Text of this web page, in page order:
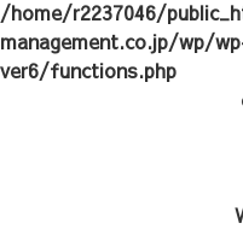
/home/r2237046/
management.co.jp/wp/
ver6/functions.php